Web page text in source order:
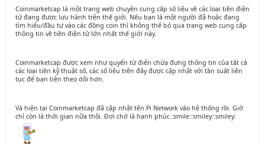
Coinmarketcap là một trang web chuyên cung cấp số liệu về các loại tiền điện
tử đang được lưu hành trên thế giới. Nếu bạn là một người đã hoặc đang
tìm hiểu/đầu tư vào các đồng coin thì không thể bỏ qua trang web cung cấp
thông tin về tiền điện tử lớn nhất thế giới này.
Coinmarketcap được xem như quyển từ điển chứa đựng thông tin của tất cả
các loại tiền kỹ thuật số, các số liệu trên đây được cập nhật với tần suất liên
tục để bạn tiện theo dõi hơn.
Và hiện tại Coinmarketcap đã cập nhật tên Pi Network vào hệ thống rồi. Giờ
chỉ còn là thời gian nữa thôi. Đợi chờ là hạnh phúc.:smile::smiley::smiley: